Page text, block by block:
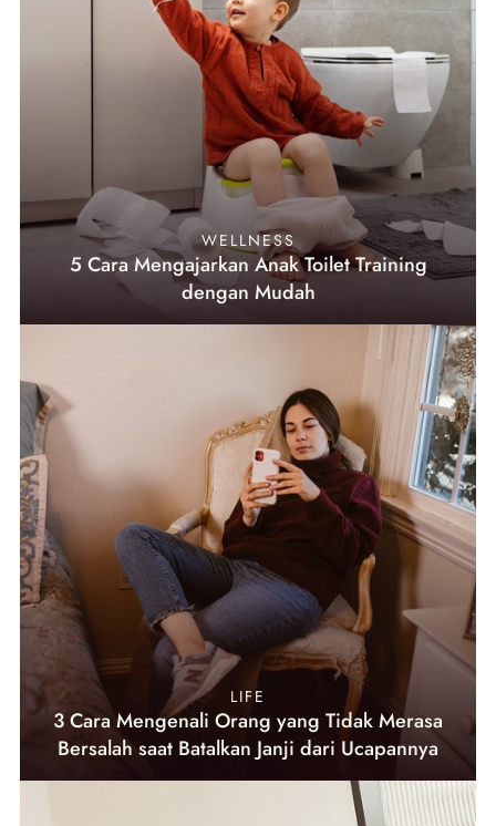
WELLNESS
5 Cara Mengajarkan Anak Toilet Training
dengan Mudah
LIFE
3 Cara Mengenali Orang yang Tidak Merasa
Bersalah saat Batalkan Janji dari Ucapannya